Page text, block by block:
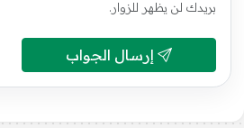
بريدك لن يظهر للزوار.
إرسال الجواب